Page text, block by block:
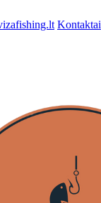
Kontaktai